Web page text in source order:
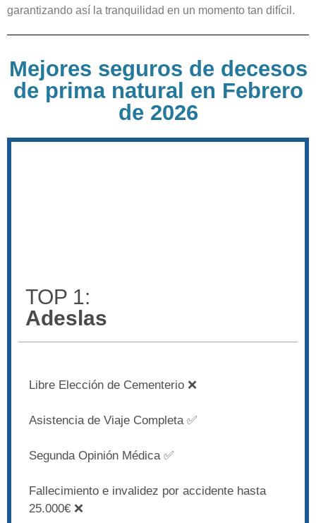
garantizando así la tranquilidad en un momento tan difícil.
Mejores seguros de decesos
de prima natural en Febrero
de 2026
TOP 1:
Adeslas
Libre Elección de Cementerio ❌
Asistencia de Viaje Completa ✅
Segunda Opinión Médica ✅
Fallecimiento e invalidez por accidente hasta
25.000€ ❌